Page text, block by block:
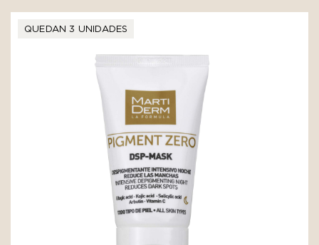
QUEDAN 3 UNIDADES